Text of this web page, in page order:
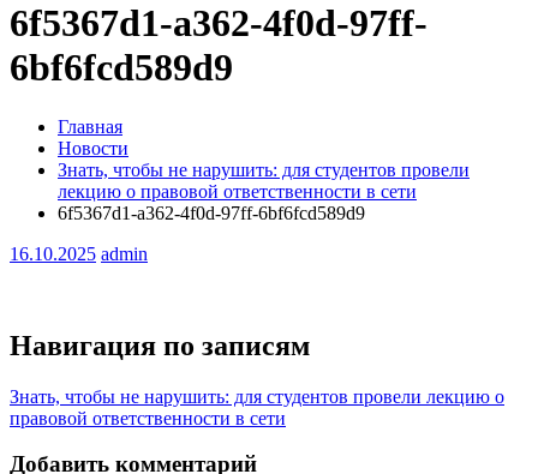
6f5367d1-a362-4f0d-97ff-
6bf6fcd589d9
Главная
Новости
Знать, чтобы не нарушить: для студентов провели
лекцию о правовой ответственности в сети
6f5367d1-a362-4f0d-97ff-6bf6fcd589d9
16.10.2025 admin
Навигация по записям
Знать, чтобы не нарушить: для студентов провели лекцию о
правовой ответственности в сети
Добавить комментарий